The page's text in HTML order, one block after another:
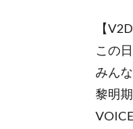
【
この
みん
黎明